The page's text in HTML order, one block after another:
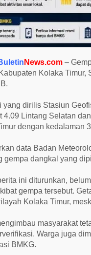
m
u
r
,
K
e
a
l
a
a
K
i
l
o
e
t
e
News.com –
Kolaka Timur,
yang dirilis Stasiun
4.09 Lintang Selatan
dengan kedalaman
data Badan
gempa dangkal yang
ini diturunkan,
gempa tersebut.
Kolaka Timur,
masyarakat
Warga juga
BMKG.